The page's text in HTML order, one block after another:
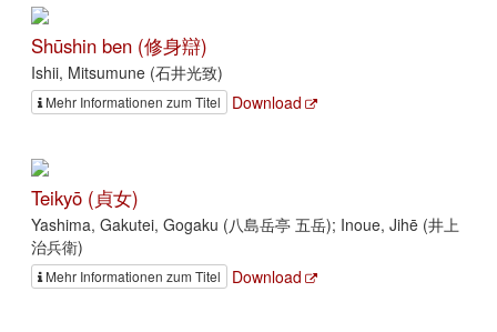
Shūshin ben (修身辯)
Ishii, Mitsumune (石井光致)
Mehr Informationen zum Titel Download
Teikyō (貞女)
Yashima, Gakutei, Gogaku (八島岳亭 五岳); Inoue, Jihē (井上
治兵衛)
Mehr Informationen zum Titel Download